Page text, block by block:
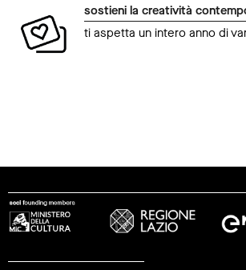
sostieni la creatività
ti aspetta un intero anno di